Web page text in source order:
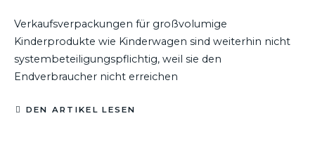
Verkaufsverpackungen für großvolumige
Kinderprodukte wie Kinderwagen sind weiterhin nicht
systembeteiligungspflichtig, weil sie den
Endverbraucher nicht erreichen
DEN ARTIKEL LESEN